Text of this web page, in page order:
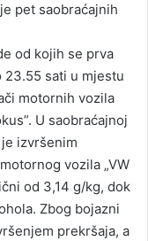
pet saobraćajnih
od kojih se prva
23.55 sati u mjestu
motornih vozila
U saobraćajnoj
izvršenim
vozila „VW
od 3,14 g/kg, dok
Zbog bojazni
prekršaja, a